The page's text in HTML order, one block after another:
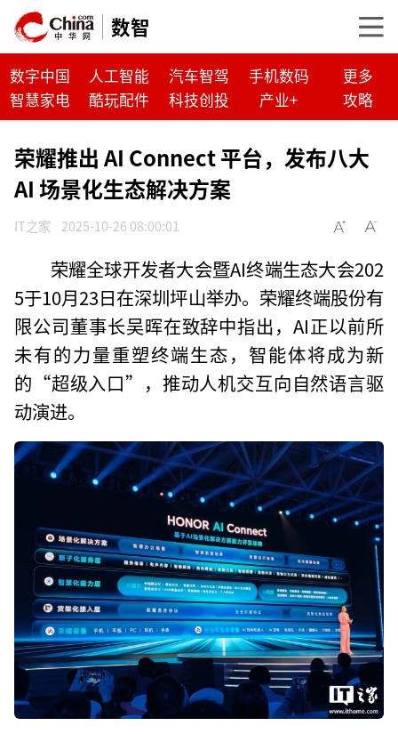
数智
数字中国 人工智能 汽车智驾 手机数码
更多
智慧家电
酷玩配件 科技创投 产业+ 攻略
荣耀推出 AI Connect 平台，发布八大
AI 场景化生态解决方案
IT之家 2025-10-26 08:00:01
荣耀全球开发者大会暨AI终端生态大会202
5于10月23日在深圳坪山举办。荣耀终端股份有
限公司董事长吴晖在致辞中指出，AI正以前所
未有的力量重塑终端生态，智能体将成为新
的“超级入口”，推动人机交互向自然语言驱
动演进。